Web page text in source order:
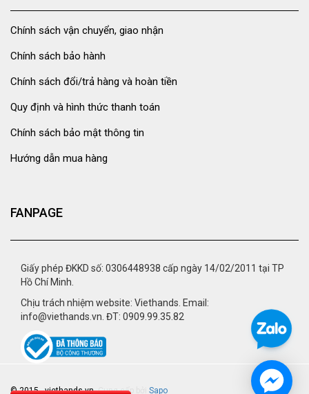
Chính sách vận chuyển, giao nhận
Chính sách bảo hành
Chính sách đổi/trả hàng và hoàn tiền
Quy định và hình thức thanh toán
Chính sách bảo mật thông tin
Hướng dẫn mua hàng
FANPAGE
Giấy phép ĐKKD số: 0306448938 cấp ngày 14/02/2011 tại TP
Hồ Chí Minh.
Chịu trách nhiệm website: Viethands. Email:
info@viethands.vn. ĐT: 0909.99.35.82
© 2015 - viethands.vn.Cung cấp bởi Sapo